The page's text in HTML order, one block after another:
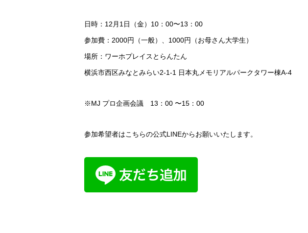
日時：12月1日（金）10：00〜13：00
参加費：2000円（一般）、1000円（お母さん大学生）
場所：ワーホプレイスとらんたん
横浜市西区みなとみらい2-1-1 日本丸メモリアルパークタワー棟A-4
※MJ プロ企画会議 13：00 〜15：00
参加希望者はこちらの公式LINEからお願いいたします。